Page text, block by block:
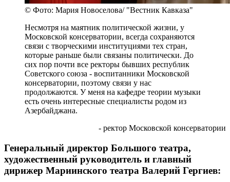
© Фото: Мария Новоселова/ "Вестник Кавказа"
Несмотря на маятник политической жизни, у
Московской консерватории, всегда сохраняются
связи с творческими институциями тех стран,
которые раньше были связаны политически. До
сих пор почти все ректоры бывших республик
Советского союза - воспитанники Московской
консерватории, поэтому связи у нас
продолжаются. У меня на кафедре теории музыки
есть очень интересные специалисты родом из
Азербайджана.
- ректор Московской консерватории
Генеральный директор Большого театра,
художественный руководитель и главный
дирижер Мариинского театра Валерий Гергиев: